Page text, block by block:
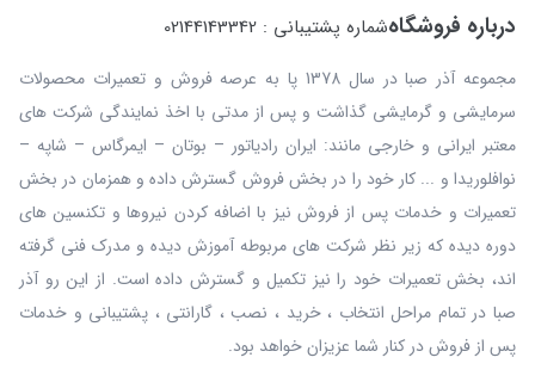
درباره فروشگاهشماره پشتیبانی : 02144143342
مجموعه آذر صبا در سال 1378 پا به عرصه فروش و تعمیرات محصولات
سرمایشی و گرمایشی گذاشت و پس از مدتی با اخذ نمایندگی شرکت های
معتبر ایرانی و خارجی مانند: ایران رادیاتور – بوتان – ایمرگاس – شاپه –
نوافلوریدا و ... کار خود را در بخش فروش گسترش داده و همزمان در بخش
تعمیرات و خدمات پس از فروش نیز با اضافه کردن نیروها و تکنسین های
دوره دیده که زیر نظر شرکت های مربوطه آموزش دیده و مدرک فنی گرفته
اند، بخش تعمیرات خود را نیز تکمیل و گسترش داده است. از این رو آذر
صبا در تمام مراحل انتخاب ، خرید ، نصب ، گارانتی ، پشتیبانی و خدمات
پس از فروش در کنار شما عزیزان خواهد بود.